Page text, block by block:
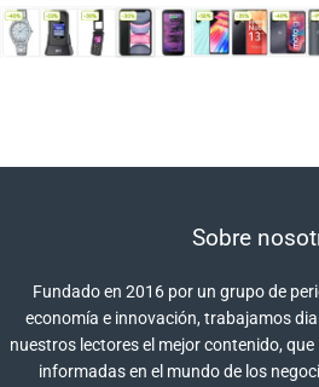
Sobre
Fundado en 2016 por un grupo de
economía e innovación, trabajamos
nuestros lectores el mejor contenido,
informadas en el mundo de los